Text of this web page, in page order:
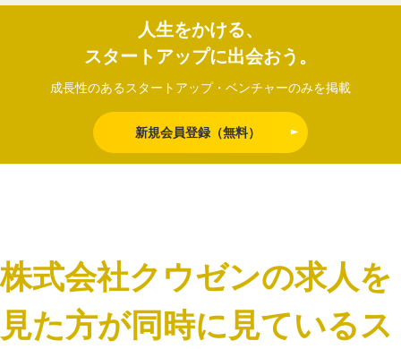
人生をかける、
スタートアップに出会おう。
成長性のあるスタートアップ・ベンチャーのみを掲載
新規会員登録（無料）
株式会社クウゼンの求人を
見た方が同時に見ているス